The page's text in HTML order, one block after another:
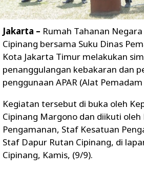
Jakarta – Rumah Tahanan
Cipinang bersama Suku Dinas
Kota Jakarta Timur melakukan
penanggulangan kebakaran dan
penggunaan APAR (Alat
Kegiatan tersebut di buka oleh
Cipinang Margono dan diikuti oleh
Pengamanan, Staf Kesatuan
Staf Dapur Rutan Cipinang, di
Cipinang, Kamis, (9/9).